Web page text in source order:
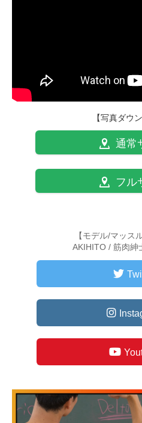
【写真ダウ
通常
フル
【モデル/マッス
AKIHITO / 筋肉紳